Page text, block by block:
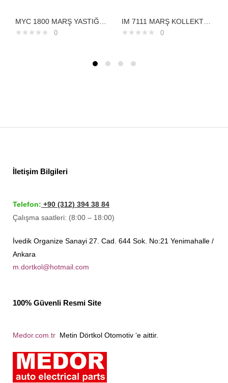
0 0
İletişim Bilgileri
Telefon: +90 (312) 394 38 84
Çalışma saatleri: (8:00 – 18:00)
İvedik Organize Sanayi 27. Cad. 644 Sok. No:21 Yenimahalle /
Ankara
m.dortkol@hotmail.com
100% Güvenli Resmi Site
Medor.com.tr Metin Dörtkol Otomotiv ‘e aittir.